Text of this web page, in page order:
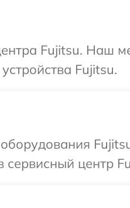
Fujitsu. Наш
Fujitsu.
сервисный центр